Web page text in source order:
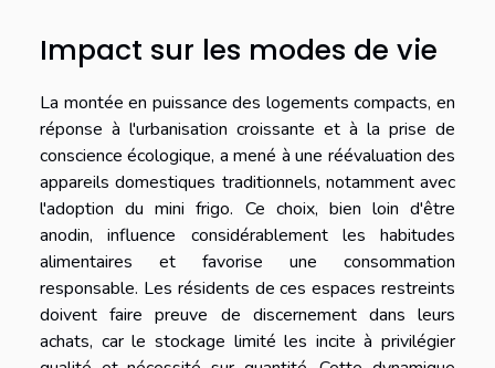
Impact sur les modes de vie
La montée en puissance des logements compacts, en
réponse à l'urbanisation croissante et à la prise de
conscience écologique, a mené à une réévaluation des
appareils domestiques traditionnels, notamment avec
l'adoption du mini frigo. Ce choix, bien loin d'être
anodin, influence considérablement les habitudes
alimentaires et favorise une consommation
responsable. Les résidents de ces espaces restreints
doivent faire preuve de discernement dans leurs
achats, car le stockage limité les incite à privilégier